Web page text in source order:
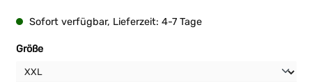
Sofort verfügbar, Lieferzeit: 4-7 Tage
Größeauswählen